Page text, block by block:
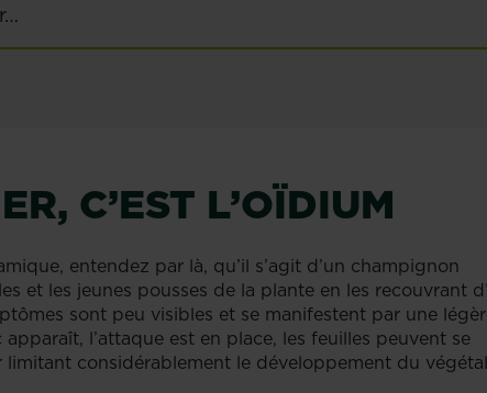
C’EST L’OÏDIUM
entendez par là, qu’il s’agit d’un champignon
et les jeunes pousses de la plante en les recouvrant
sont peu visibles et se manifestent par une
l’attaque est en place, les feuilles peuvent se
considérablement le développement du